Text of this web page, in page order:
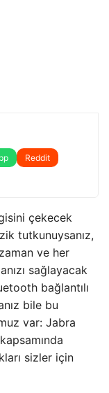
Reddit
çekecek
tutkunuysanız,
ve her
sağlayacak
bağlantılı
bile bu
var: Jabra
sizler için